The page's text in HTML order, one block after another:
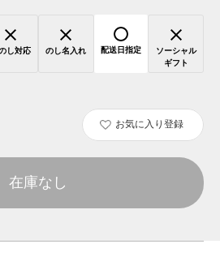
し対応 のし名入れ 配送日指定
ソーシャル
ギフト
お気に入り登録
在庫なし